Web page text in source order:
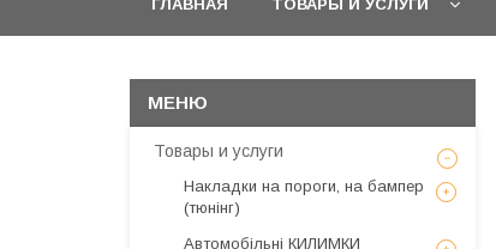
ГЛАВНАЯ ТОВАРЫ И УСЛУГИ
Товары и услуги
Накладки на пороги, на бампер
(тюнінг)
Автомобільні КИЛИМКИ